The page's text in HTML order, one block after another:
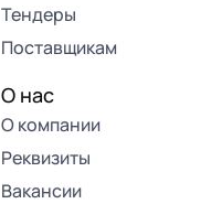
Тендеры
Поставщикам
О нас
О компании
Реквизиты
Вакансии